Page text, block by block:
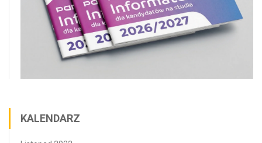
KALENDARZ